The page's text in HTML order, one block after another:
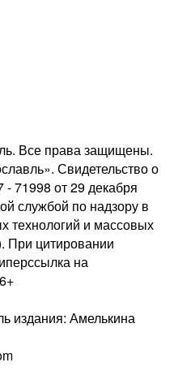
Все права защищены.
Свидетельство о
от 29 декабря
службой по надзору в
технологий и массовых
При цитировании
на
издания: Амелькина